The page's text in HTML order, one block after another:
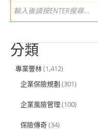
分類
專業豐林(1,412)
企業保險規劃 (301)
企業風險管理 (100)
保險傳奇(34)